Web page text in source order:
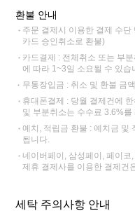
환불 안내
주문 결제시 이용한 결제 수
카드 승인취소로 환불)
카드결제 : 전체취소 또는 부
에 따라 1~3일 소요될 수 있습
무통장입금 : 취소 및 환불 금
휴대폰결제 : 당월 결제건에
및 부분취소는 수수료 3.6%
예치, 적립금 환불 : 예치금 및
됩니다.
네이버페이, 삼성페이, 페이
제휴 결제사를 이용한 결제건
세탁 주의사항 안내